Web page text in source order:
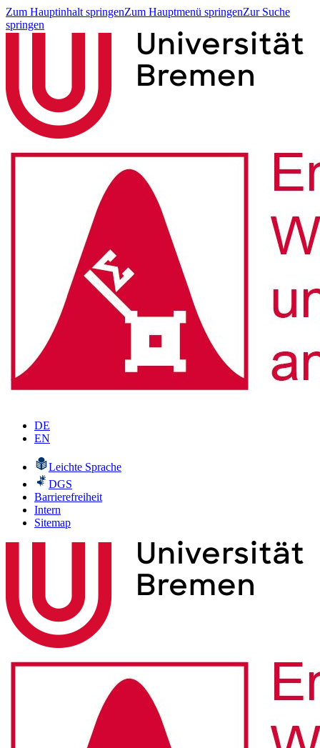
Zum Hauptinhalt springenZum Hauptmenü springenZur Suche
springen
DE
EN
Leichte Sprache
DGS
Barrierefreiheit
Intern
Sitemap